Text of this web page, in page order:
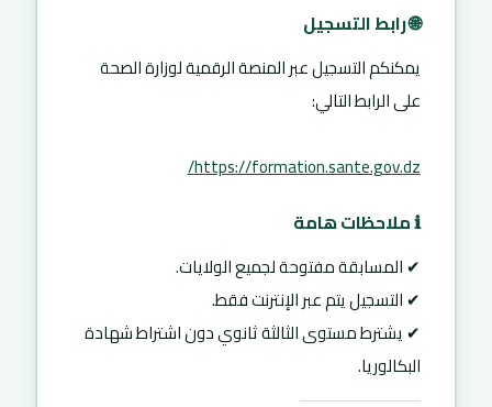
🌐 رابط التسجيل
يمكنكم التسجيل عبر المنصة الرقمية لوزارة الصحة
على الرابط التالي:
https://formation.sante.gov.dz/
ℹ ملاحظات هامة
✔ المسابقة مفتوحة لجميع الولايات.
✔ التسجيل يتم عبر الإنترنت فقط.
✔ يشترط مستوى الثالثة ثانوي دون اشتراط شهادة
البكالوريا.